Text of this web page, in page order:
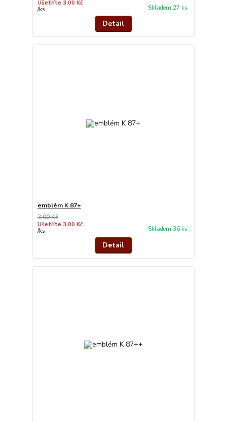
Ušetříte 3,00 Kč
/ks Skladem 27 ks
Detail
emblém K 87+
3,00 Kč
Ušetříte 3,00 Kč
/ks Skladem 36 ks
Detail